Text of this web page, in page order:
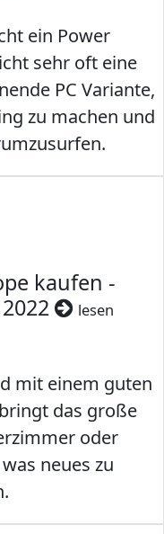
ein Power
sehr oft eine
PC Variante,
zu machen und
kaufen -
lesen
mit einem guten
das große
oder
neues zu